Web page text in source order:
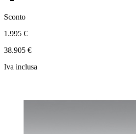
Sconto
1.995 €
38.905 €
Iva inclusa